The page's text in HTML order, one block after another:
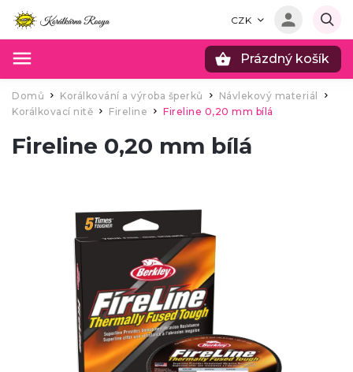
CZK
Prázdný košík
Domů / Korálkování a výroba šperků Návlekový materiál
Korálkovací nitě / Fireline / Fireline 0,20 mm bílá
Fireline 0,20 mm bílá